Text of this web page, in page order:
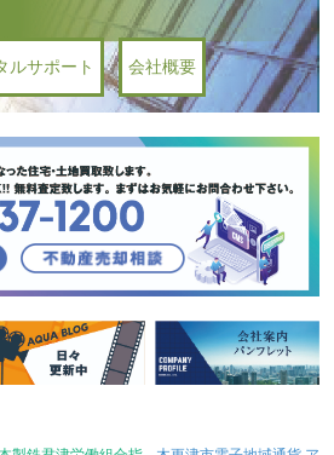
ルサポート 会社概要